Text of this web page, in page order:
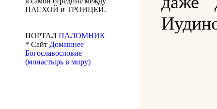
ПАСХОЙ и ТРОИЦЕЙ.
ПОРТАЛ ПАЛОМНИК
* Сайт Домашнее
Богославословие
(монастырь в миру)